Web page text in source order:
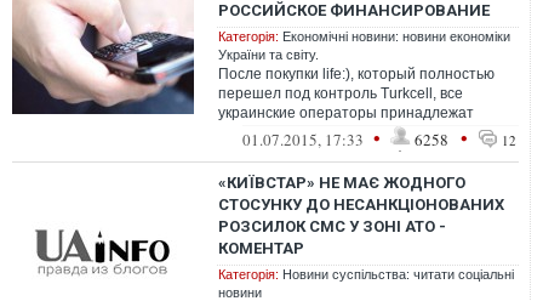
РОССИЙСКОЕ ФИНАНСИРОВАНИЕ
Категорія: Економічні новини: новини економіки
України та світу.
После покупки life:), который полностью
перешел под контроль Turkcell, все
украинские операторы принадлежат
европейским компаниям. Даже МТС,
01.07.2015, 17:33 • 6258 • 12
«КИЇВСТАР» НЕ МАЄ ЖОДНОГО
СТОСУНКУ ДО НЕСАНКЦІОНОВАНИХ
РОЗСИЛОК СМС У ЗОНІ АТО -
КОМЕНТАР
Категорія: Новини суспільства: читати соціальні
новини